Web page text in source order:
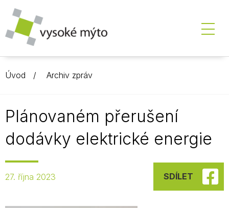
Úvod Archiv zpráv
Plánovaném přerušení
dodávky elektrické energie
27. října 2023 SDÍLET